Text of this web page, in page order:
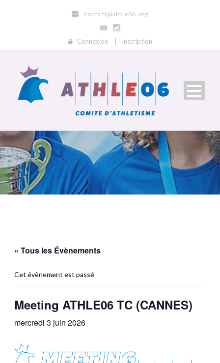
contact@athle06.org
Connexion Inscription
« Tous les Évènements
Cet évènement est passé
Meeting ATHLE06 TC (CANNES)
mercredi 3 juin 2026